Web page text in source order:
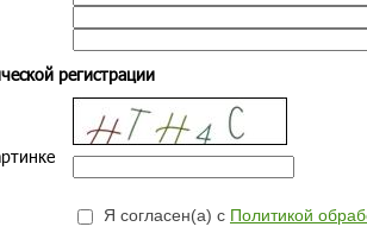
регистрации
Я согласен(а) с Политикой